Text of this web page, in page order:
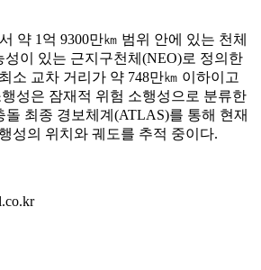
약 1억 9300만㎞ 범위 안에 있는 천체
성이 있는 근지구천체(NEO)로 정의한
소 교차 거리가 약 748만㎞ 이하이고
성은 잠재적 위험 소행성으로 분류한
최종 경보체계(ATLAS)를 통해 현재
성의 위치와 궤도를 추적 중이다.